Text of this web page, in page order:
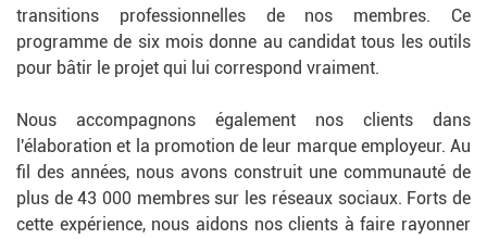
transitions professionnelles de nos membres. Ce
programme de six mois donne au candidat tous les outils
pour bâtir le projet qui lui correspond vraiment.
Nous accompagnons également nos clients dans
l'élaboration et la promotion de leur marque employeur. Au
fil des années, nous avons construit une communauté de
plus de 43 000 membres sur les réseaux sociaux. Forts de
cette expérience, nous aidons nos clients à faire rayonner